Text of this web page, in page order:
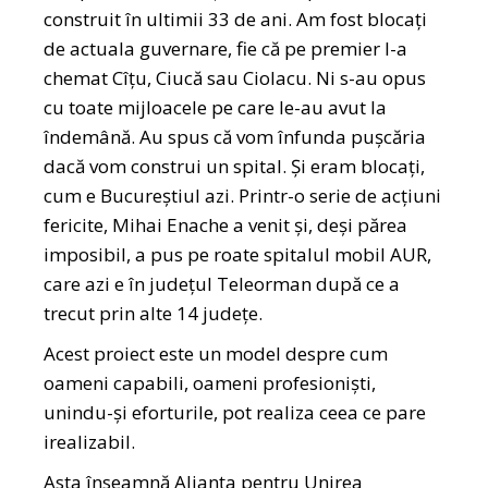
construit în ultimii 33 de ani. Am fost blocați
de actuala guvernare, fie că pe premier l-a
chemat Cîțu, Ciucă sau Ciolacu. Ni s-au opus
cu toate mijloacele pe care le-au avut la
îndemână. Au spus că vom înfunda pușcăria
dacă vom construi un spital. Și eram blocați,
cum e Bucureștiul azi. Printr-o serie de acțiuni
fericite, Mihai Enache a venit și, deși părea
imposibil, a pus pe roate spitalul mobil AUR,
care azi e în județul Teleorman după ce a
trecut prin alte 14 județe.
Acest proiect este un model despre cum
oameni capabili, oameni profesioniști,
unindu-și eforturile, pot realiza ceea ce pare
irealizabil.
Asta înseamnă Alianța pentru Unirea